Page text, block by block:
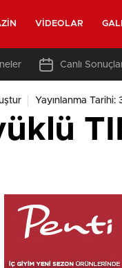
VIDEOLAR
Canlı
Yayınlanma Tarihi: